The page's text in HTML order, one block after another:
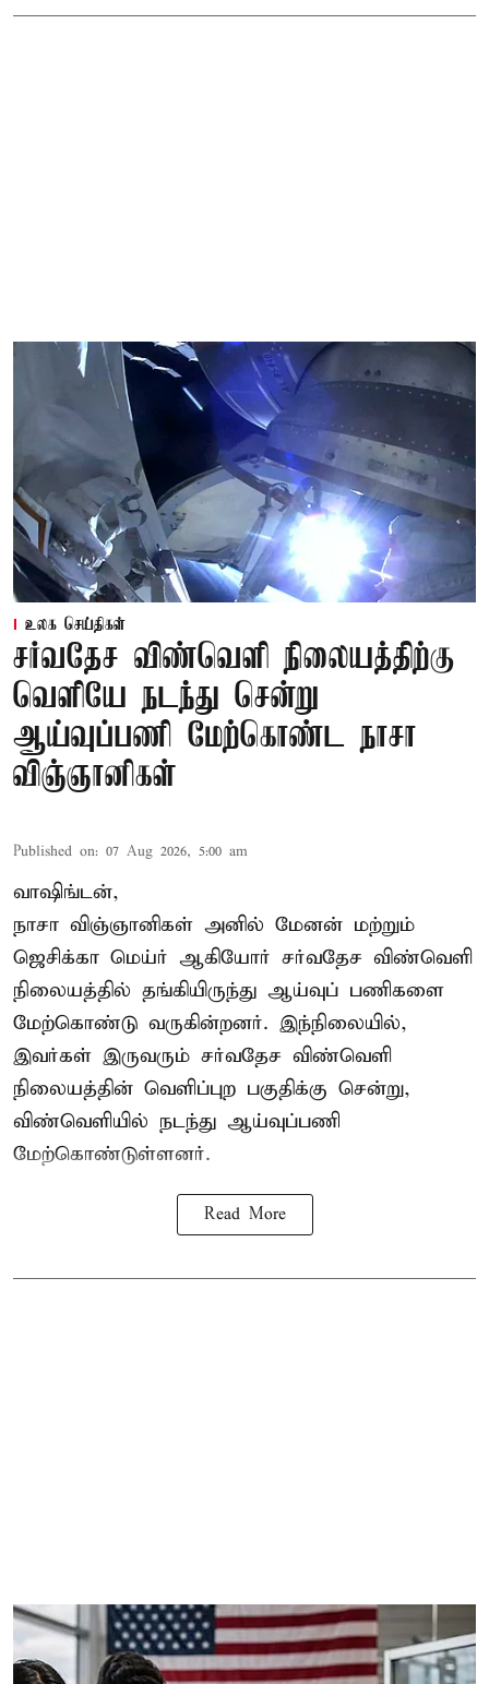
உலக செய்திகள்
சர்வதேச விண்வெளி நிலையத்திற்கு
வெளியே நடந்து சென்று
ஆய்வுப்பணி மேற்கொண்ட நாசா
விஞ்ஞானிகள்
Published on: 07 Aug 2026, 5:00 am
வாஷிங்டன்,
நாசா விஞ்ஞானிகள் அனில் மேனன் மற்றும்
ஜெசிக்கா மெய்ர் ஆகியோர் சர்வதேச விண்வெளி
நிலையத்தில் தங்கியிருந்து ஆய்வுப் பணிகளை
மேற்கொண்டு வருகின்றனர். இந்நிலையில்,
இவர்கள் இருவரும் சர்வதேச விண்வெளி
நிலையத்தின் வெளிப்புற பகுதிக்கு சென்று,
விண்வெளியில் நடந்து ஆய்வுப்பணி
மேற்கொண்டுள்ளனர்.
Read More